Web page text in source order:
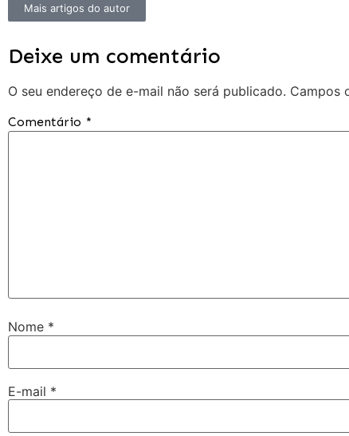
Mais artigos do autor
Deixe um comentário
O seu endereço de e-mail não será publicado. Campos
Comentário *
Nome *
E-mail *